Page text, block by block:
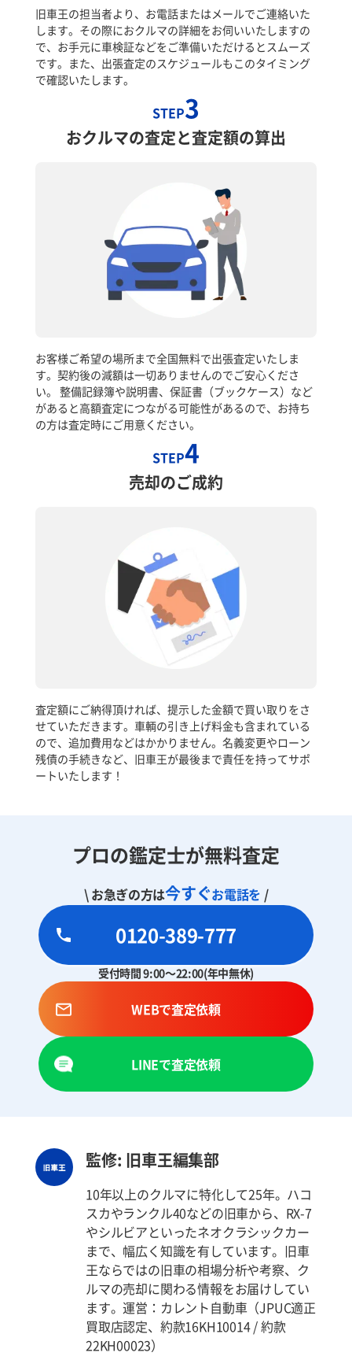
旧車王の担当者より、お電話またはメールでご連絡いた
します。その際におクルマの詳細をお伺いいたしますの
で、お手元に車検証などをご準備いただけるとスムーズ
です。また、出張査定のスケジュールもこのタイミング
で確認いたします。
STEP3
おクルマの査定と査定額の算出
お客様ご希望の場所まで全国無料で出張査定いたしま
す。契約後の減額は一切ありませんのでご安心くださ
い。 整備記録簿や説明書、保証書（ブックケース）など
があると高額査定につながる可能性があるので、お持ち
の方は査定時にご用意ください。
STEP4
売却のご成約
査定額にご納得頂ければ、提示した金額で買い取りをさ
せていただきます。車輌の引き上げ料金も含まれている
ので、追加費用などはかかりません。名義変更やローン
残債の手続きなど、旧車王が最後まで責任を持ってサポ
ートいたします！
プロの鑑定士が無料査定
\ お急ぎの方は今すぐお電話を /
0120-389-777
受付時間 9:00～22:00(年中無休)
WEBで査定依頼
LINEで査定依頼
監修: 旧車王編集部
10年以上のクルマに特化して25年。ハコ
スカやランクル40などの旧車から、RX-7
やシルビアといったネオクラシックカー
まで、幅広く知識を有しています。旧車
王ならではの旧車の相場分析や考察、ク
ルマの売却に関わる情報をお届けしてい
ます。運営：カレント自動車（JPUC適正
買取店認定、約款16KH10014 / 約款
22KH00023）